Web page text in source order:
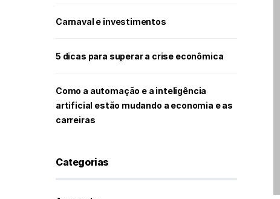
Carnaval e investimentos
5 dicas para superar a crise econômica
Como a automação e a inteligência
artificial estão mudando a economia e as
carreiras
Categorias